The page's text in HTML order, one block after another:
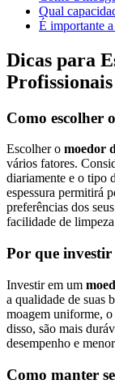
Qual
É importante
Dicas para
Profissionais
Como escolher
Escolher o moedor
vários fatores.
diariamente e o tipo
espessura permitirá
preferências dos
facilidade de
Por que
Investir em um
a qualidade de suas
moagem uniforme,
disso, são mais
desempenho e
Como manter